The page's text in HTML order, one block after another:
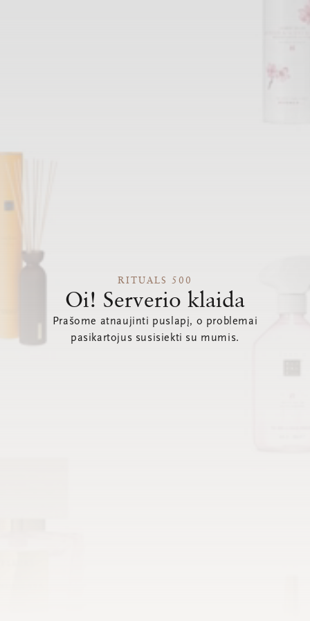
RITUALS 500
Oi! Serverio klaida
Prašome atnaujinti puslapį, o problemai
pasikartojus susisiekti su mumis.